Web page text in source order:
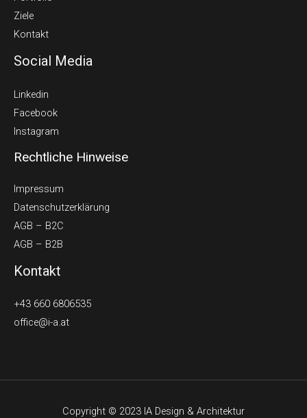
Ziele
Kontakt
Social Media
Linkedin
Facebook
Instagram
Rechtliche Hinweise
Impressum
Datenschutzerklärung
AGB – B2C
AGB – B2B
Kontakt
+43 660 6806535
office@i-a.at
Copyright © 2023 IA Design & Architektur